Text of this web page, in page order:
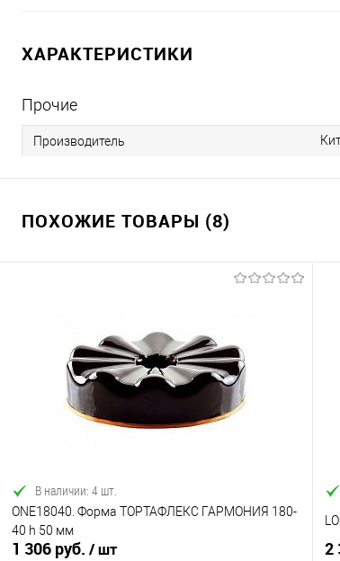
ХАРАКТЕРИСТИКИ
Прочие
Производитель
ПОХОЖИЕ ТОВАРЫ (8)
В наличии: 4 шт.
ONE18040. Форма ТОРТАФЛЕКС ГАРМОНИЯ 180-
40 h 50 мм
1 306 руб. / шт 2